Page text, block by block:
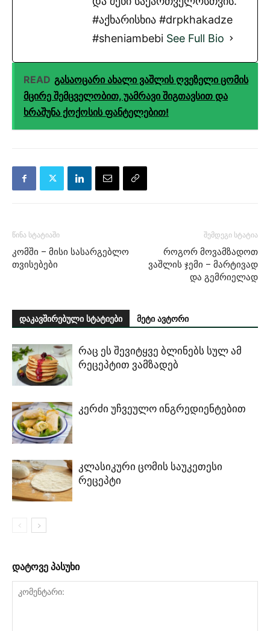
#აქხარისხია #drpkhakadze
#sheniambebi See Full Bio
READ გასაოცარი ახალი ვაშლის ღვეზელი ცომის
მცირე შემცველობით, უამრავი შიგთავსით და
ხრაშუნა ქოქოსის ფანტელებით!
წინა სტატიაში
კომში – მისი სასარგებლო
თვისებები
შემდეგი სტატია
როგორ მოვამზადოთ
ვაშლის ჯემი – მარტივად
და გემრიელად
დაკავშირებული სტატიები მეტი ავტორი
რაც ეს შევიტყვე ბლინებს სულ ამ
რეცეპტით ვამზადებ
კერძი უჩვეულო ინგრედიენტებით
კლასიკური ცომის საუკეთესი
რეცეპტი
დატოვე პასუხი